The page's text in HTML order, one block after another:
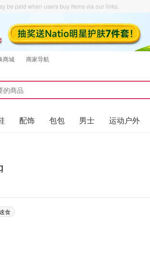
be paid when users buy items via our links.
商城 商家导航
配饰 包包 男士 运动户外
食